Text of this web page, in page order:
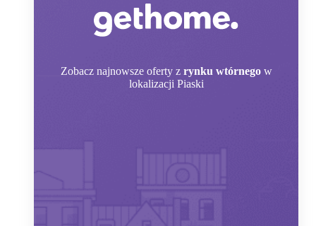
Zobacz najnowsze oferty z rynku wtórnego w
lokalizacji Piaski